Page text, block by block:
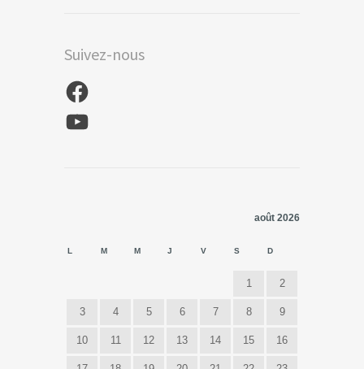
Suivez-nous
Facebook
YouTube
août 2026
L M M J V S D
1 2
3 4 5 6 7 8 9
10 11 12 13 14 15 16